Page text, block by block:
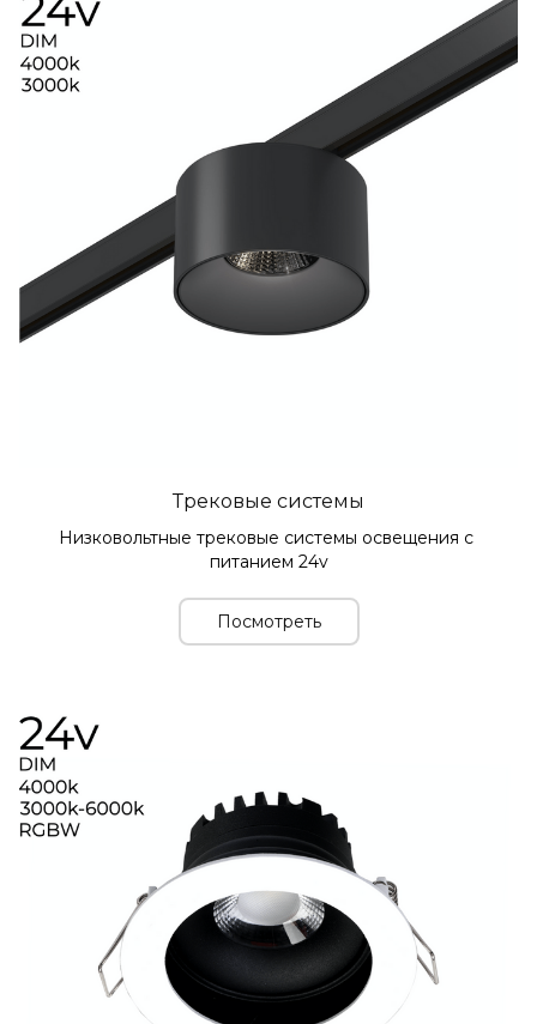
Трековые системы
Низковольтные трековые системы освещения с
питанием 24v
Посмотреть